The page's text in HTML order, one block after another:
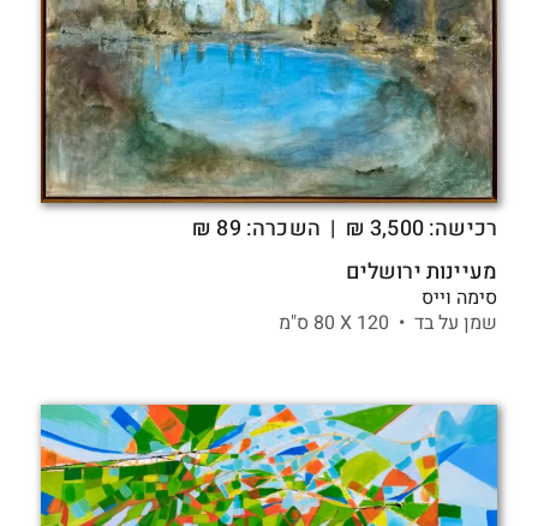
רכישה: ₪ 3,500
| השכרה: 89 ₪
מעיינות ירושלים
סימה וייס
שמן על בד • 120 X